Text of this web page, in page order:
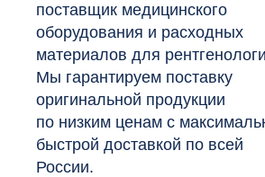
поставщик медицинского
оборудования и расходных
материалов для
Мы гарантируем поставку
оригинальной продукции
по низким ценам с
быстрой доставкой по всей
России.